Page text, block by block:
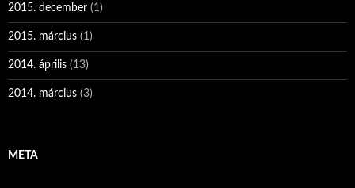
2015. december (1)
2015. március (1)
2014. április (13)
2014. március (3)
META